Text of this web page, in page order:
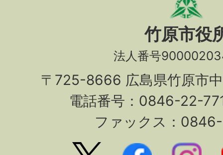
竹原市役
法人番号
〒725-8666 広島県竹原市
電話番号：0846-22-
ファックス：